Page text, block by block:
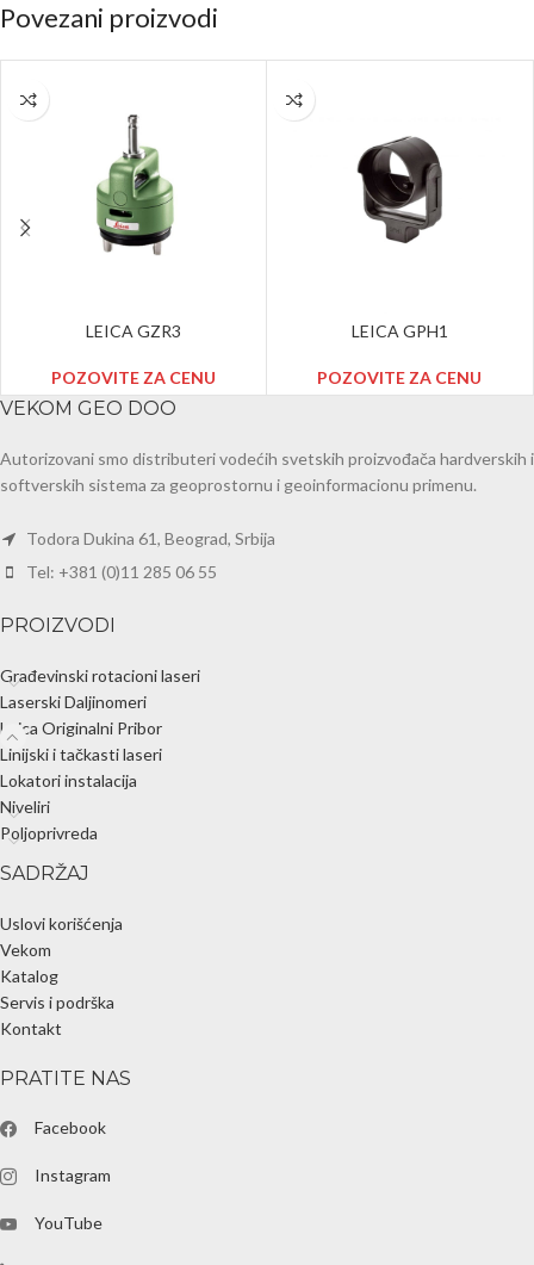
Povezani proizvodi
LEICA GZR3
POZOVITE ZA CENU
LEICA GPH1
POZOVITE ZA CENU
VEKOM GEO DOO
Autorizovani smo distributeri vodećih svetskih proizvođača hardverskih i
softverskih sistema za geoprostornu i geoinformacionu primenu.
Todora Dukina 61, Beograd, Srbija
Tel: +381 (0)11 285 06 55
PROIZVODI
Građevinski rotacioni laseri
Laserski Daljinomeri
Leica Originalni Pribor
Linijski i tačkasti laseri
Lokatori instalacija
Niveliri
Poljoprivreda
SADRŽAJ
Uslovi korišćenja
Vekom
Katalog
Servis i podrška
Kontakt
PRATITE NAS
Facebook
Instagram
YouTube